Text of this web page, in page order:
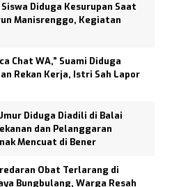
Diduga Kesurupan Saat
Manisrenggo, Kegiatan
Chat WA,” Suami Diduga
Rekan Kerja, Istri Sah Lapor
Diduga Diadili di Balai
dan Pelanggaran
Mencuat di Bener
Obat Terlarang di
Bungbulang, Warga Resah